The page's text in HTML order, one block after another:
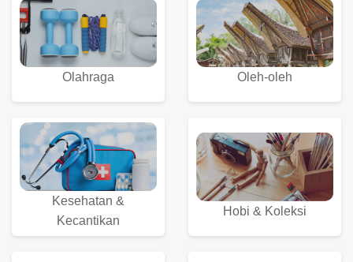
Olahraga Oleh-oleh
Kesehatan &
Kecantikan
Hobi & Koleksi